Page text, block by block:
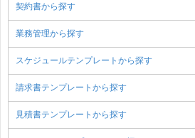
契約書から探す
業務管理から探す
スケジュールテンプレートから探す
請求書テンプレートから探す
見積書テンプレートから探す